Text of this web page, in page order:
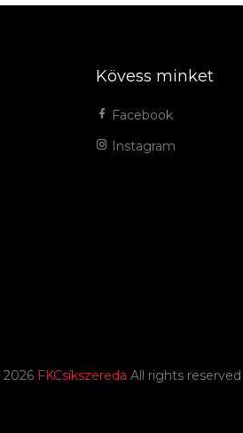
Kövess minket
Facebook
Instagram
2026 FKCsíkszereda All rights reserved